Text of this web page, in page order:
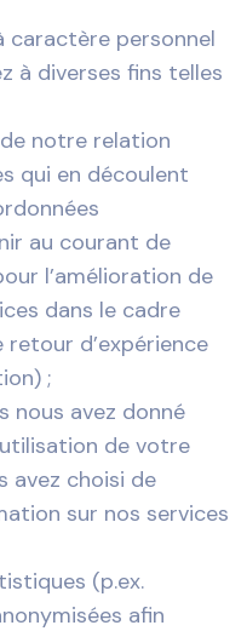
caractère personnel
à diverses fins telles
notre relation
qui en découlent
au courant de
l’amélioration de
dans le cadre
d’expérience
;
nous avez donné
de votre
avez choisi de
sur nos services
(p.ex.
afin